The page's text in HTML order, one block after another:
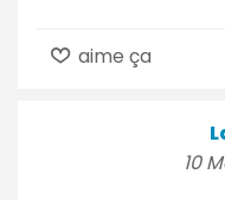
aime ça
10